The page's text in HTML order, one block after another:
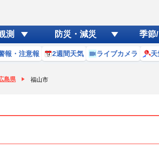
測 防災・減災 季節
報・注意報 2週間天気 ライブカメラ 天
島県 福山市